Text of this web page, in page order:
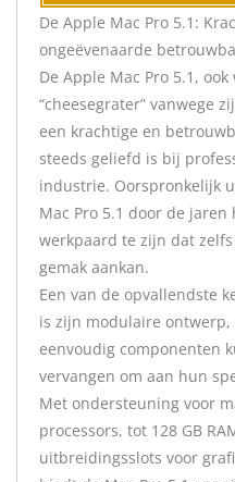
De Apple Mac Pro 5.1:
ongeëvenaarde
De Apple Mac Pro 5.1,
“cheesegrater” vanwege
een krachtige en
steeds geliefd is bij
industrie. Oorspronkelijk
Mac Pro 5.1 door de jaren
werkpaard te zijn dat
gemak aankan.
Een van de opvallendste
is zijn modulaire
eenvoudig componenten
vervangen om aan hun
Met ondersteuning voor
processors, tot 128 GB
uitbreidingsslots voor